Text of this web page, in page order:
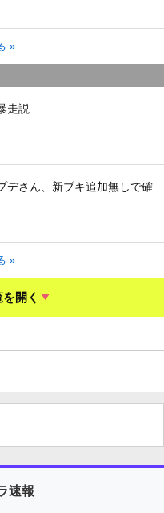
»
走説
デさん、新ブキ追加無しで確
»
開く
速報